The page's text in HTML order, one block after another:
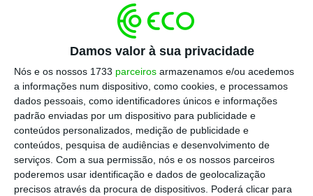
Damos valor à sua privacidade
Nós e os nossos 1733 parceiros armazenamos e/ou acedemos
a informações num dispositivo, como cookies, e processamos
dados pessoais, como identificadores únicos e informações
padrão enviadas por um dispositivo para publicidade e
conteúdos personalizados, medição de publicidade e
conteúdos, pesquisa de audiências e desenvolvimento de
serviços. Com a sua permissão, nós e os nossos parceiros
poderemos usar identificação e dados de geolocalização
precisos através da procura de dispositivos. Poderá clicar para
os debates de Lisboa e Porto.
transmissão em direto: na Praça do Município,
na capital, e na Avenida dos Aliados, na
Cidade Invicta. Ambos começam no Jornal de
Notícias,daSICe acabam naSIC Notícias,
tendo 90 minutos cada. Provavelmente,o
canal terá “outros três ou quatro debates nos
concelhos mediaticamente mais relevantes”,
antes de dia 14 de setembro, início do período
oficial de campanha, disse a editora de